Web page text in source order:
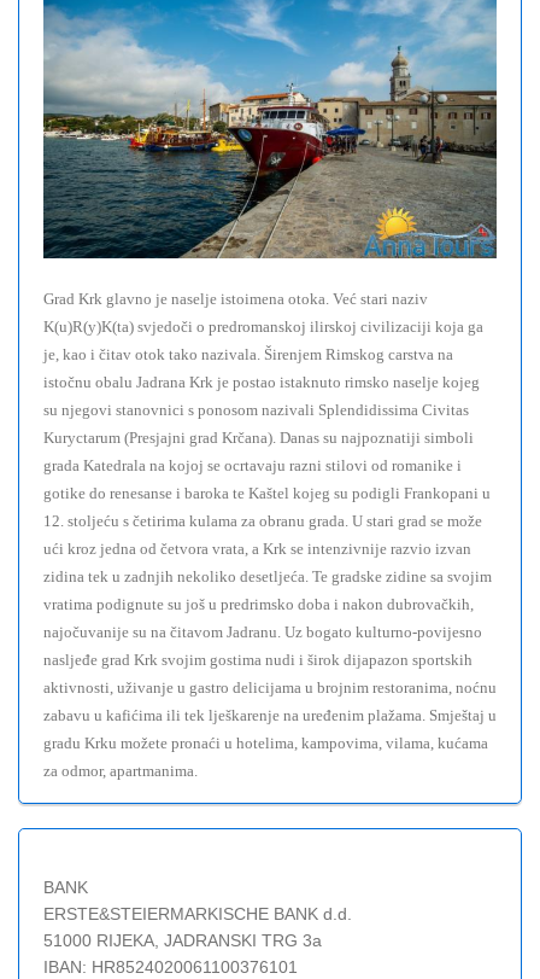
Grad Krk glavno je naselje istoimena otoka. Već stari naziv
K(u)R(y)K(ta) svjedoči o predromanskoj ilirskoj civilizaciji koja ga
je, kao i čitav otok tako nazivala. Širenjem Rimskog carstva na
istočnu obalu Jadrana Krk je postao istaknuto rimsko naselje kojeg
su njegovi stanovnici s ponosom nazivali Splendidissima Civitas
Kuryctarum (Presjajni grad Krčana). Danas su najpoznatiji simboli
grada Katedrala na kojoj se ocrtavaju razni stilovi od romanike i
gotike do renesanse i baroka te Kaštel kojeg su podigli Frankopani u
12. stoljeću s četirima kulama za obranu grada. U stari grad se može
ući kroz jedna od četvora vrata, a Krk se intenzivnije razvio izvan
zidina tek u zadnjih nekoliko desetljeća. Te gradske zidine sa svojim
vratima podignute su još u predrimsko doba i nakon dubrovačkih,
najočuvanije su na čitavom Jadranu. Uz bogato kulturno-povijesno
nasljeđe grad Krk svojim gostima nudi i širok dijapazon sportskih
aktivnosti, uživanje u gastro delicijama u brojnim restoranima, noćnu
zabavu u kafićima ili tek lješkarenje na uređenim plažama. Smještaj u
gradu Krku možete pronaći u hotelima, kampovima, vilama, kućama
za odmor, apartmanima.
BANK
ERSTE&STEIERMARKISCHE BANK d.d.
51000 RIJEKA, JADRANSKI TRG 3a
IBAN: HR8524020061100376101